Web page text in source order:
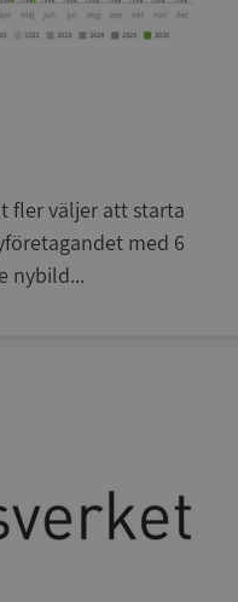
fler väljer att starta
med 6
nybild...